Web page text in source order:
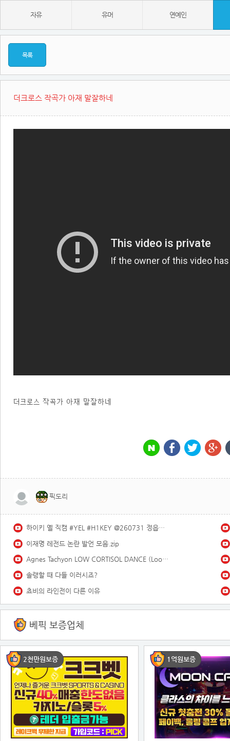
자유 유머 연예인
목록
더크로스 작곡가 아재 말잘하네
더크로스 작곡가 아재 말잘하네
픽도리
하이키 옐 직캠 #YEL #H1KEY @260731 정읍물빛축제 ♬ 여름이었다 (Summer Was You)
이재명 레전드 논란 발언 모음.zip
Agnes Tachyon LOW CORTISOL DANCE (Looped) | Umamusume
솔랭할 때 다들 이러시죠?
쵸비의 라인전이 다른 이유
베픽 보증업체
2천만원보증 1억원보증